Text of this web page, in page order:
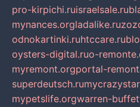
pro-kirpichi.ruisraelsale.ru
mynances.orgladalike.ru
odnokartinki.ruhtccare.ru
oysters-digital.ruo-
myremont.orgportal-
superdeutsch.ru
mypetslife.orgwarren-